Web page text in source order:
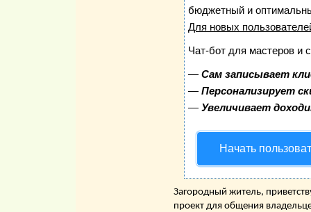
бюджетный и
Для новых
Чат-бот для мастеров и
— Сам записывает
— Персонализирует
— Увеличивает
Начать
Загородный житель,
проект для общения